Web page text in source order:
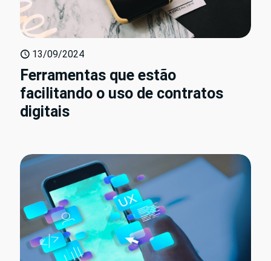
13/09/2024
Ferramentas que estão
facilitando o uso de contratos
digitais